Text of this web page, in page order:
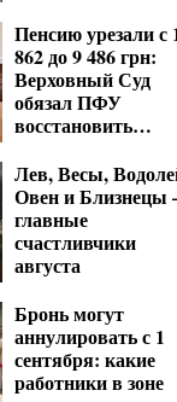
Пенсию урезали с
862 до 9 486 грн:
Верховный Суд
обязал ПФУ
восстановить
Лев, Весы,
Овен и
главные
счастливчики
августа
Бронь могут
аннулировать с 1
сентября: какие
работники в зоне